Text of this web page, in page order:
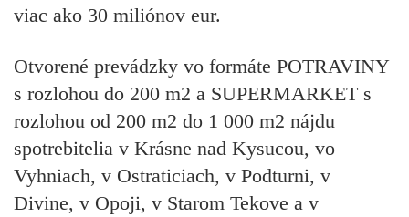
viac ako 30 miliónov eur.
Otvorené prevádzky vo formáte POTRAVINY
s rozlohou do 200 m2 a SUPERMARKET s
rozlohou od 200 m2 do 1 000 m2 nájdu
spotrebitelia v Krásne nad Kysucou, vo
Vyhniach, v Ostraticiach, v Podturni, v
Divine, v Opoji, v Starom Tekove a v